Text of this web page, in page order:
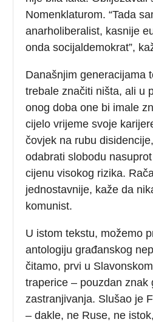
Nomenklaturom. “Tada
anarholiberalist, kasnije
onda socijaldemokrat”,
Današnjim generacijama
trebale značiti ništa, ali u
onog doba one bi imale
cijelo vrijeme svoje
čovjek na rubu
odabrati slobodu
cijenu visokog rizika.
jednostavnije, kaže da
komunist.
U istom tekstu, možemo
antologiju građanskog
čitamo, prvi u
traperice – pouzdan znak
zastranjivanja. Slušao je
– dakle, ne Ruse, ne